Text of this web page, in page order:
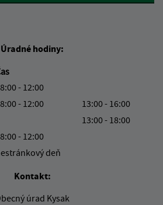
Úradné hodiny:
- 12:00
- 12:00
13:00 - 16:00
13:00 - 18:00
- 12:00
deň
Kontakt:
úrad Kysak